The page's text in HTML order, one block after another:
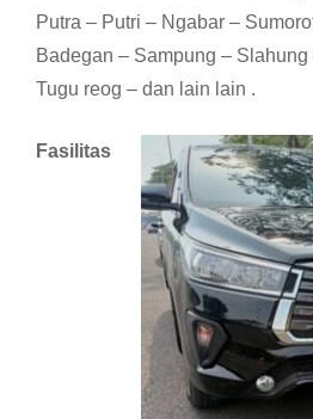
Putra – Putri – Ngabar –
Badegan – Sampung –
Tugu reog – dan lain lain .
Fasilitas